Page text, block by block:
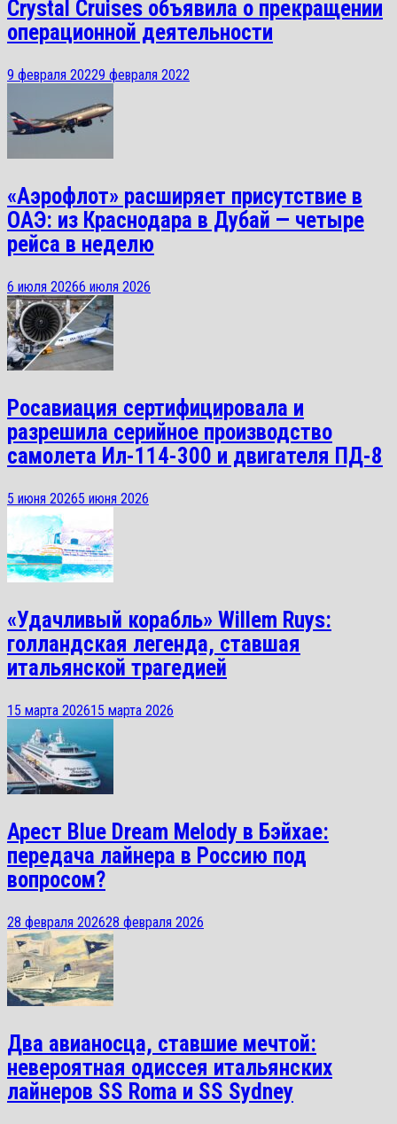
Crystal Cruises объявила о прекращении
операционной деятельности
9 февраля 20229 февраля 2022
«Аэрофлот» расширяет присутствие в
ОАЭ: из Краснодара в Дубай — четыре
рейса в неделю
6 июля 20266 июля 2026
Росавиация сертифицировала и
разрешила серийное производство
самолета Ил-114-300 и двигателя ПД-8
5 июня 20265 июня 2026
«Удачливый корабль» Willem Ruys:
голландская легенда, ставшая
итальянской трагедией
15 марта 202615 марта 2026
Арест Blue Dream Melody в Бэйхае:
передача лайнера в Россию под
вопросом?
28 февраля 202628 февраля 2026
Два авианосца, ставшие мечтой:
невероятная одиссея итальянских
лайнеров SS Roma и SS Sydney